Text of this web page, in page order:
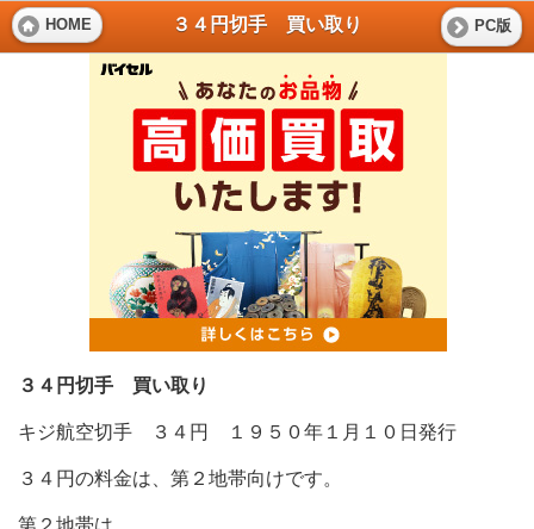
HOME ３４円切手 買い取り PC版
３４円切手 買い取り
キジ航空切手 ３４円 １９５０年１月１０日発行
３４円の料金は、第２地帯向けです。